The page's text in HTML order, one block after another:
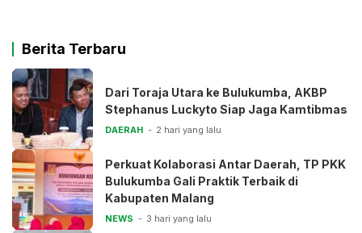
Berita Terbaru
Dari Toraja Utara ke Bulukumba, AKBP
Stephanus Luckyto Siap Jaga Kamtibmas
DAERAH 2 hari yang lalu
Perkuat Kolaborasi Antar Daerah, TP PKK
Bulukumba Gali Praktik Terbaik di
Kabupaten Malang
NEWS 3 hari yang lalu